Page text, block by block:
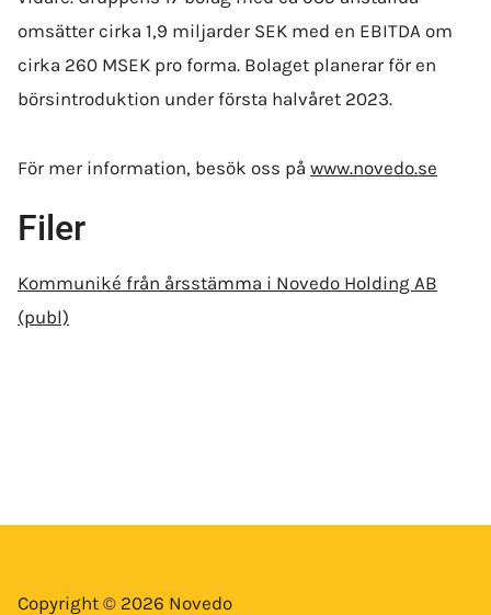
omsätter cirka 1,9 miljarder SEK med en EBITDA om
cirka 260 MSEK pro forma. Bolaget planerar för en
börsintroduktion under första halvåret 2023.
För mer information, besök oss på www.novedo.se
Filer
Kommuniké från årsstämma i Novedo Holding AB
(publ)
Copyright © 2026 Novedo